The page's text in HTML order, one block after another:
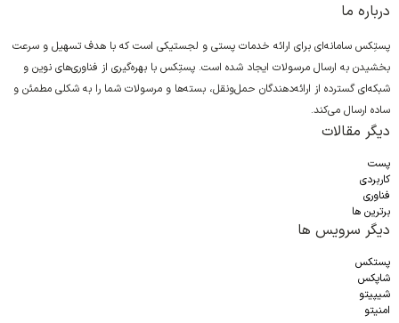
درباره ما
پستِکس سامانه‌ای برای ارائه خدمات پستی و لجستیکی است که با هدف تسهیل و سرعت
بخشیدن به ارسال مرسولات ایجاد شده است. پستِکس با بهره‌گیری از فناوری‌های نوین و
شبکه‌ای گسترده از ارائه‌دهندگان حمل‌ونقل، بسته‌ها و مرسولات شما را به شکلی مطمئن و
ساده ارسال می‌کند.
دیگر مقالات
پست
کاربردی
فناوری
برترین ها
دیگر سرویس ها
پستکس
شاپکس
شیپیتو
امنیتو